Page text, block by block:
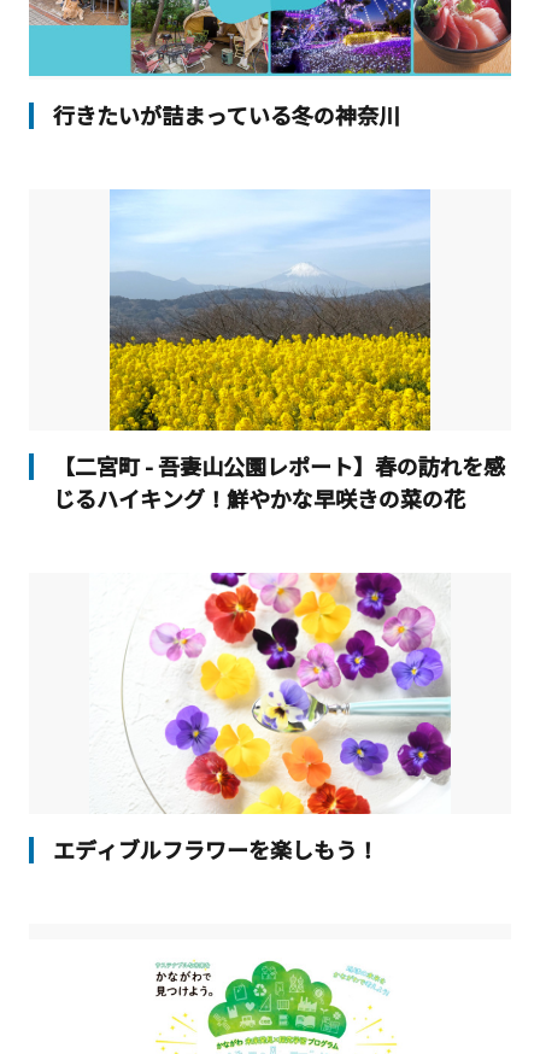
行きたいが詰まっている冬の神奈川
【二宮町 - 吾妻山公園レポート】春の訪れを感
じるハイキング！鮮やかな早咲きの菜の花
エディブルフラワーを楽しもう！